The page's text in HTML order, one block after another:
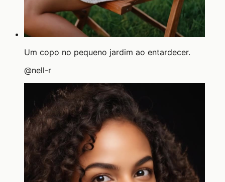
Um copo no pequeno jardim ao entardecer.
@nell-r